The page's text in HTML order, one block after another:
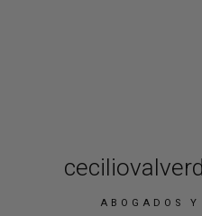
ABOGADOS